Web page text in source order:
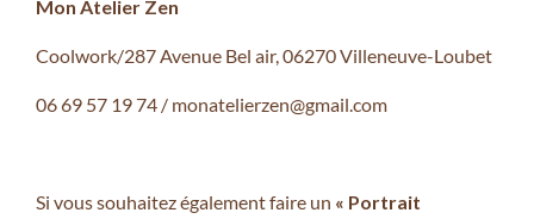
Mon Atelier Zen
Coolwork/287 Avenue Bel air, 06270 Villeneuve-Loubet
06 69 57 19 74 / monatelierzen@gmail.com
Si vous souhaitez également faire un « Portrait